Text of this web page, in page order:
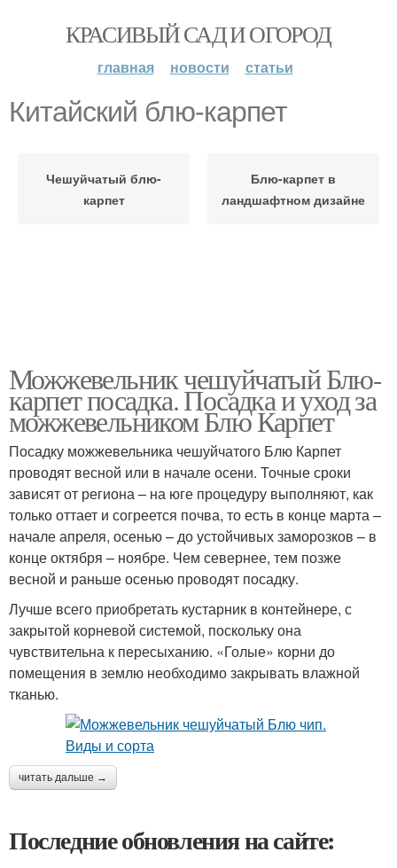
КРАСИВЫЙ САД И ОГОРОД
главная новости статьи
Китайский блю-карпет
Чешуйчатый блю-
карпет
Блю-карпет в
ландшафтном дизайне
Можжевельник чешуйчатый Блю-
карпет посадка. Посадка и уход за
можжевельником Блю Карпет
Посадку можжевельника чешуйчатого Блю Карпет
проводят весной или в начале осени. Точные сроки
зависят от региона – на юге процедуру выполняют, как
только оттает и согреется почва, то есть в конце марта –
начале апреля, осенью – до устойчивых заморозков – в
конце октября – ноябре. Чем севернее, тем позже
весной и раньше осенью проводят посадку.
Лучше всего приобретать кустарник в контейнере, с
закрытой корневой системой, поскольку она
чувствительна к пересыханию. «Голые» корни до
помещения в землю необходимо закрывать влажной
тканью.
читать дальше →
Последние обновления на сайте: